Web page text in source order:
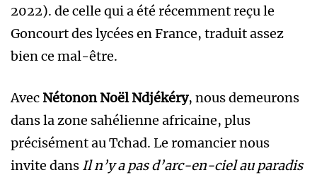
2022). de celle qui a été récemment reçu le
Goncourt des lycées en France, traduit assez
bien ce mal-être.
AvecNétonon Noël Ndjékéry, nous demeurons
dans la zone sahélienne africaine, plus
précisément au Tchad. Le romancier nous
invite dans Il n’y a pas d’arc-en-ciel au paradis